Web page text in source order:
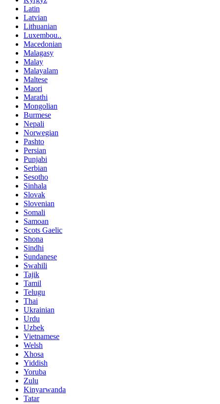
Latin
Latvian
Lithuanian
Luxembou..
Macedonian
Malagasy
Malay
Malayalam
Maltese
Maori
Marathi
Mongolian
Burmese
Nepali
Norwegian
Pashto
Persian
Punjabi
Serbian
Sesotho
Sinhala
Slovak
Slovenian
Somali
Samoan
Scots Gaelic
Shona
Sindhi
Sundanese
Swahili
Tajik
Tamil
Telugu
Thai
Ukrainian
Urdu
Uzbek
Vietnamese
Welsh
Xhosa
Yiddish
Yoruba
Zulu
Kinyarwanda
Tatar